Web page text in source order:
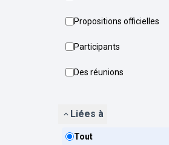
Propositions officielles
Participants
Des réunions
Liées à
Tout